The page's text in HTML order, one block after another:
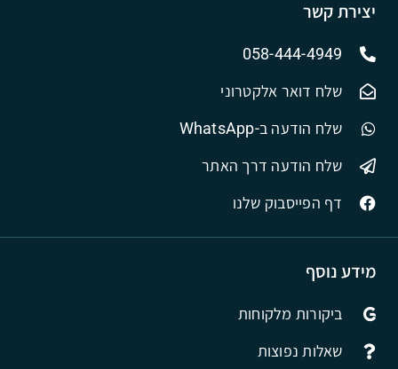
מידע נוסף
ביקורות מלקוחות
שאלות נפוצות
יצירת קשר
058-444-4949
שלח דואר אלקטרוני
שלח הודעה ב-WhatsApp
שלח הודעה דרך האתר
דף הפייסבוק שלנו